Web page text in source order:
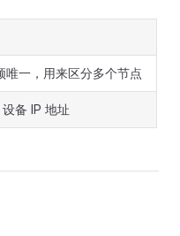
唯一，用来区分多个节点
备 IP 地址